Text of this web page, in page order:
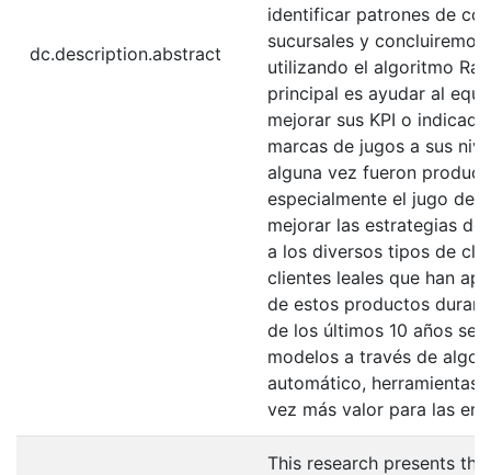
dc.description.abstract
identificar patrones de
sucursales y
utilizando el algoritmo
principal es ayudar al
mejorar sus KPI o
marcas de jugos a sus
alguna vez fueron
especialmente el jugo de
mejorar las estrategias
a los diversos tipos de
clientes leales que han
de estos productos
de los últimos 10 años se
modelos a través de
automático, herramientas
vez más valor para las
This research presents